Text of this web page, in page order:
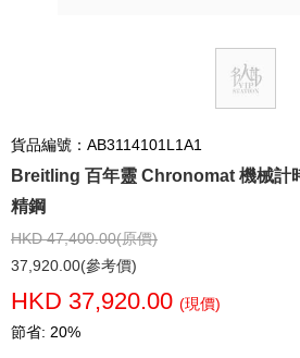
貨品編號：AB3114101L1A1
Breitling 百年靈 Chronomat 機械計
精鋼
HKD 47,400.00(原價)
37,920.00(參考價)
HKD 37,920.00 (現價)
節省: 20%